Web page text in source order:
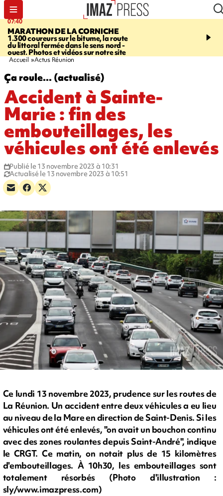
07:40
MARATHON DE LA CORNICHE
1.300 coureurs sur le bitume, la route
du littoral fermée dans le sens nord -
ouest. Photos et vidéos sur notre site
10:33
l’enfance - une
Accueil Actus Réunion
Ça roule... (actualisé)
Accident à Sainte-
Marie : fin des
embouteillages, les
véhicules ont été enlevés
Publié le 13 novembre 2023 à 10:31
Actualisé le 13 novembre 2023 à 10:51
Ce lundi 13 novembre 2023, prudence sur les routes de
La Réunion. Un accident entre deux véhicules a eu lieu
au niveau de la Mare en direction de Saint-Denis. Si les
véhicules ont été enlevés, "on avait un bouchon continu
avec des zones roulantes depuis Saint-André", indique
le CRGT. Ce matin, on notait plus de 15 kilomètres
d'embouteillages. À 10h30, les embouteillages sont
totalement résorbés (Photo d'illustration :
sly/www.imazpress.com)